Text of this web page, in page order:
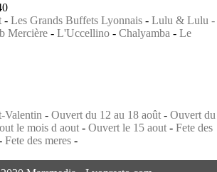
- Les Grands Buffets Lyonnais - Lulu & Lulu -
Mercière - L'Uccellino - Chalyamba - Le
Valentin - Ouvert du 12 au 18 août - Ouvert du
le mois d aout - Ouvert le 15 aout - Fete des
Fete des meres -